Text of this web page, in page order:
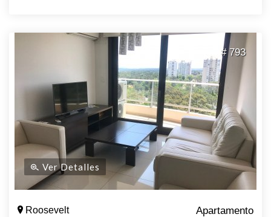
# 793
Ver Detalles
Roosevelt Apartamento